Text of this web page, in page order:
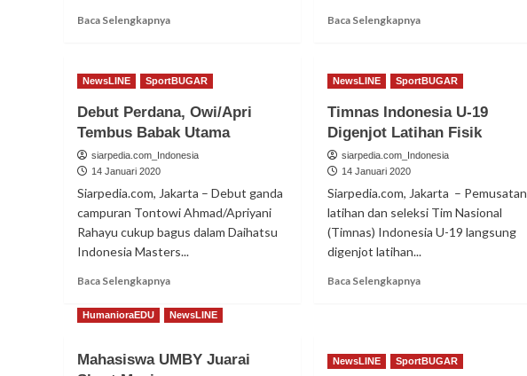
Baca SelengkapnyaRead
Pulangkan
Putri
Tiongkok
Baca SelengkapnyaRead
Peternakan
Dibekali
Sertifikasi
NewsLINE SportBUGAR
Debut Perdana, Owi/Apri
Tembus Babak Utama
siarpedia.com_Indonesia
14 Januari 2020
Siarpedia.com, Jakarta – Debut ganda
campuran Tontowi Ahmad/Apriyani
Rahayu cukup bagus dalam Daihatsu
Indonesia Masters...
Baca SelengkapnyaRead
about
Owi/Apri
NewsLINE SportBUGAR
Timnas Indonesia U-19
Digenjot Latihan Fisik
siarpedia.com_Indonesia
14 Januari 2020
Siarpedia.com, Jakarta – Pemusatan
latihan dan seleksi Tim Nasional
(Timnas) Indonesia U-19 langsung
digenjot latihan...
Baca SelengkapnyaRead
U-
HumanioraEDU NewsLINE
Mahasiswa UMBY Juarai
NewsLINE SportBUGAR